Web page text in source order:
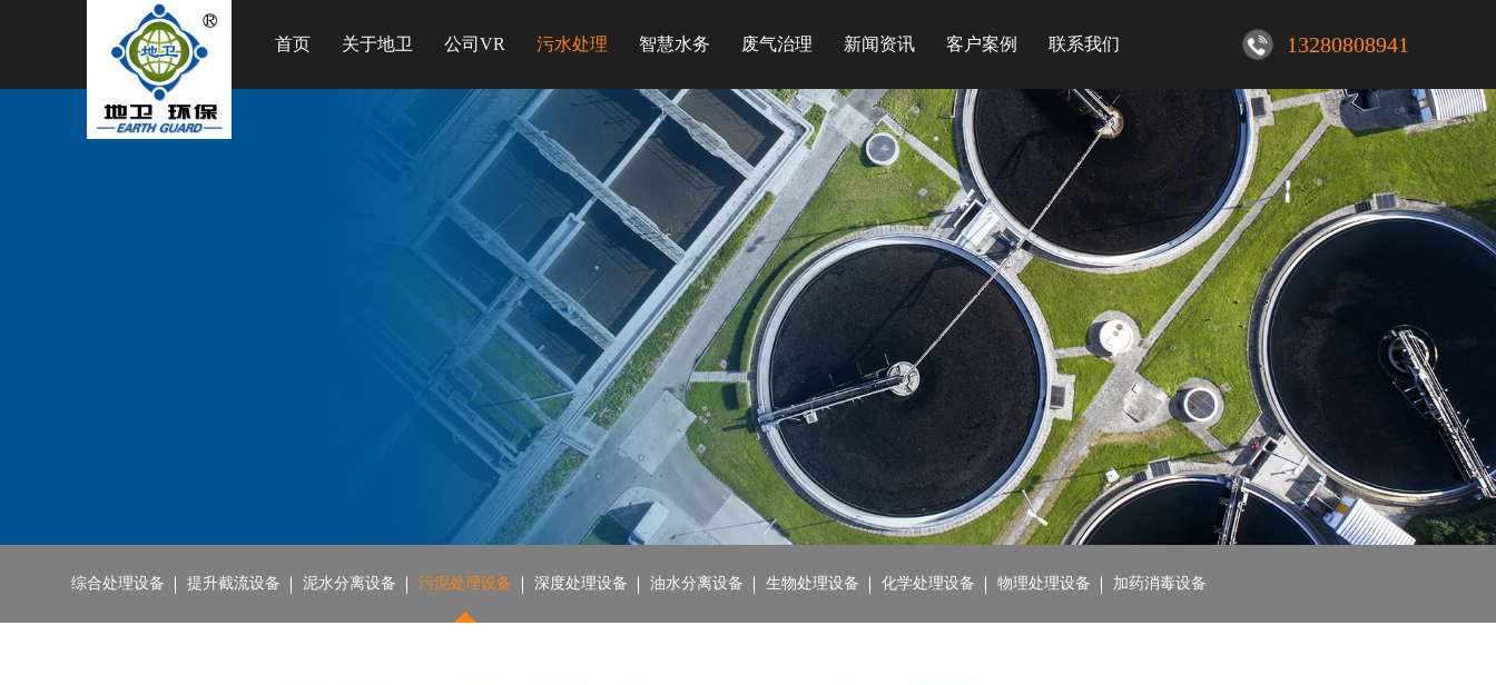
首页 关于地卫 公司VR 污水处理 智慧水务 废气治理 新闻资讯 客户案例 联系我们 13280808941
综合处理设备 提升截流设备 泥水分离设备 污泥处理设备 深度处理设备 油水分离设备 生物处理设备 化学处理设备 物理处理设备 加药消毒设备